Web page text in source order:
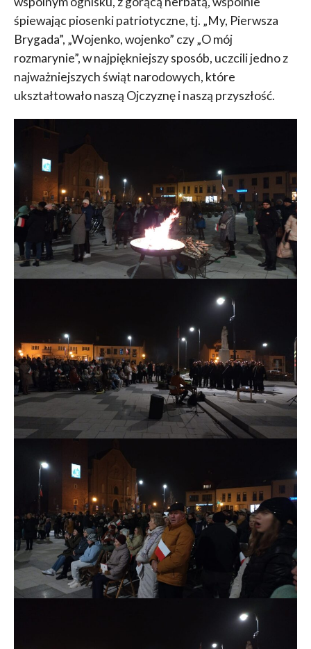
śpiewając piosenki patriotyczne, tj. „My, Pierwsza
Brygada”, „Wojenko, wojenko” czy „O mój
rozmarynie”, w najpiękniejszy sposób, uczcili jedno z
najważniejszych świąt narodowych, które
ukształtowało naszą Ojczyznę i naszą przyszłość.